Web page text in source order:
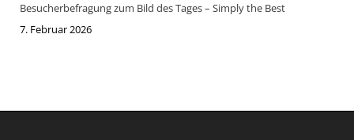
Besucherbefragung zum Bild des Tages – Simply the Best
7. Februar 2026